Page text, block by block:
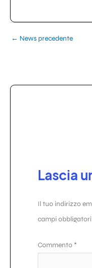
← News precedente
Lascia
Il tuo indirizzo
campi
Commento *